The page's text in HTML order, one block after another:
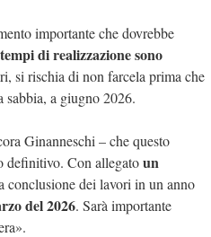
importante che dovrebbe
di realizzazione sono
si rischia di non farcela prima che
a giugno 2026.
Ginanneschi – che questo
definitivo. Con allegatoun
conclusione dei lavori in un anno
del 2026. Sarà importante